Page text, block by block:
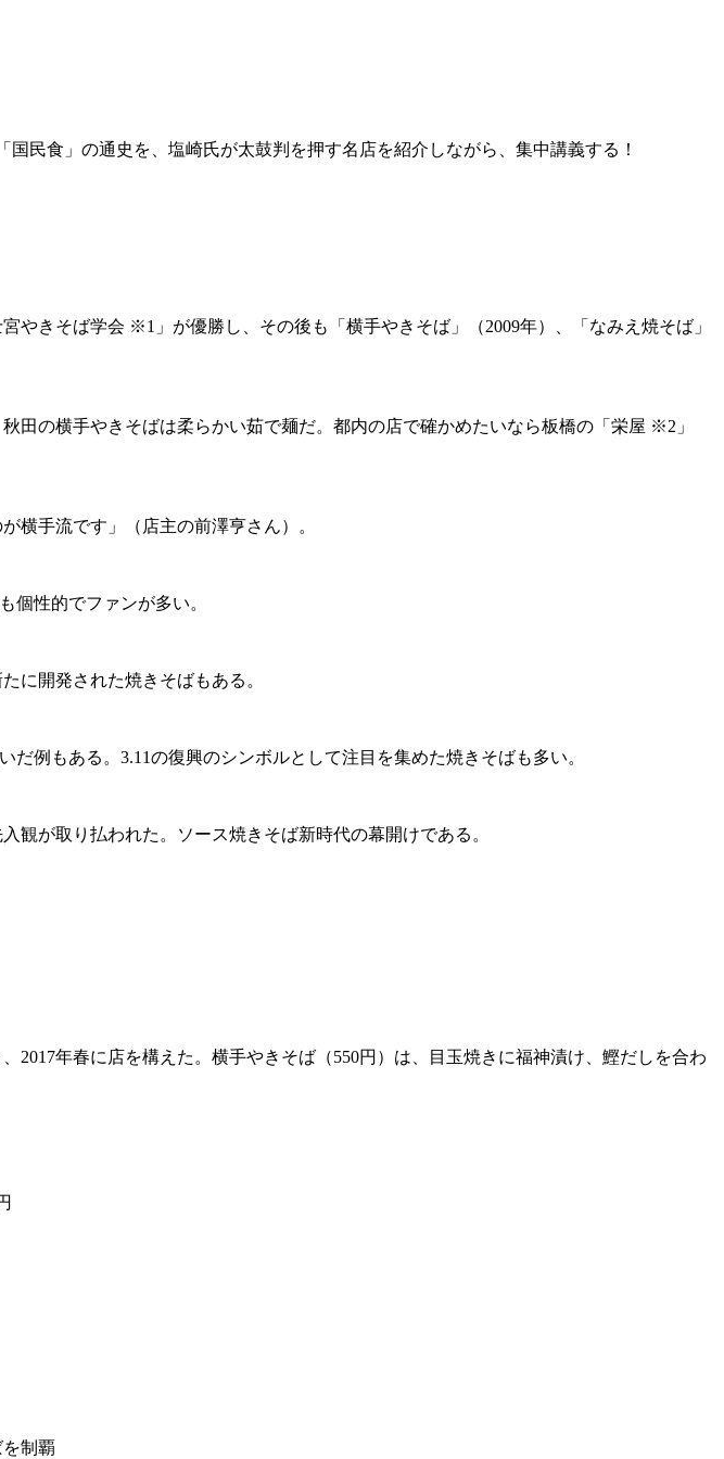
民食」の通史を、塩崎氏が太鼓判を押す名店を紹介しながら、集中講義する！
きそば学会 ※1」が優勝し、その後も「横手やきそば」（2009年）、「なみえ焼そば」
の横手やきそばは柔らかい茹で麺だ。都内の店で確かめたいなら板橋の「栄屋 ※2」
横手流です」（店主の前澤亨さん）。
性的でファンが多い。
に開発された焼きそばもある。
もある。3.11の復興のシンボルとして注目を集めた焼きそばも多い。
が取り払われた。ソース焼きそば新時代の幕開けである。
年春に店を構えた。横手やきそば（550円）は、目玉焼きに福神漬け、鰹だしを合わ
制覇